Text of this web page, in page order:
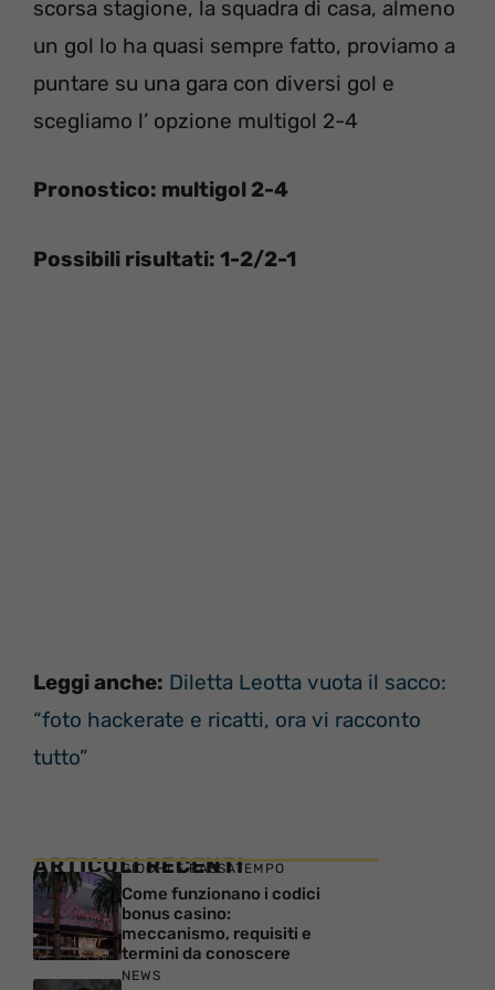
scorsa stagione, la squadra di casa, almeno
un gol lo ha quasi sempre fatto, proviamo a
puntare su una gara con diversi gol e
scegliamo l’ opzione multigol 2-4
Pronostico: multigol 2-4
Possibili risultati: 1-2/2-1
Leggi anche: Diletta Leotta vuota il sacco:
“foto hackerate e ricatti, ora vi racconto
tutto”
ARTICOLI RECENTI
GIOCHI E PASSATEMPO
Come funzionano i codici
bonus casino:
meccanismo, requisiti e
termini da conoscere
NEWS